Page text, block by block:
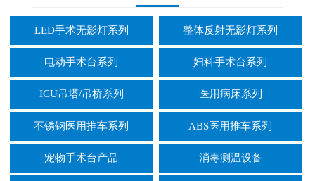
LED手术无影灯系列 整体反射无影灯系列
电动手术台系列 妇科手术台系列
ICU吊塔/吊桥系列 医用病床系列
不锈钢医用推车系列 ABS医用推车系列
宠物手术台产品 消毒测温设备